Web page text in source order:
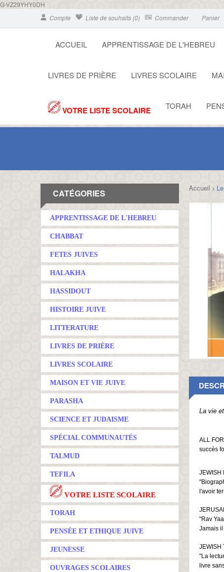
G-VZ29YHY0DH
Compte
Liste de souhaits (0) Commander Panier
ACCUEIL APPRENTISSAGE DE L'HEBREU
LIVRES DE PRIÈRE LIVRES SCOLAIRE
VOTRE LISTE SCOLAIRE TORAH
CATÉGORIES
APPRENTISSAGE DE L'HEBREU
CHABBAT
FETES JUIVES
HALAKHA
HASSIDOUT
HISTOIRE JUIVE
LITTERATURE
LIVRES DE PRIÈRE
LIVRES SCOLAIRE
MAISON ET VIE JUIVE
PARASHA
SCIENCE ET JUDAISME
SPÉCIAL COMMUNAUTÉS
TALMUD
TEFILA
VOTRE LISTE SCOLAIRE
TORAH
PENSÉE ET ETHIQUE JUIVE
JEUNESSE
OUVRAGES SCOLAIRES
Accueil >
La vie
ALL
succès
JEWISH
l'avoir
"Rav
Jamais
JEWISH
"La
livre